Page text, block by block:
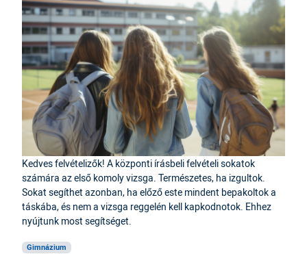
Kedves felvételizők! A központi írásbeli felvételi sokatok
számára az első komoly vizsga. Természetes, ha izgultok.
Sokat segíthet azonban, ha előző este mindent bepakoltok a
táskába, és nem a vizsga reggelén kell kapkodnotok. Ehhez
nyújtunk most segítséget.
Gimnázium